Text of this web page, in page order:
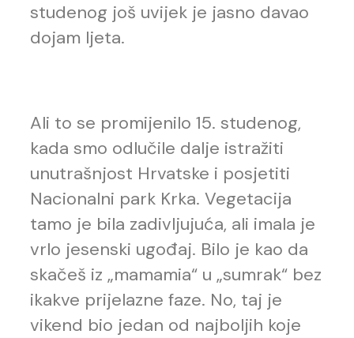
studenog još uvijek je jasno davao
dojam ljeta.
Ali to se promijenilo 15. studenog,
kada smo odlučile dalje istražiti
unutrašnjost Hrvatske i posjetiti
Nacionalni park Krka. Vegetacija
tamo je bila zadivljujuća, ali imala je
vrlo jesenski ugođaj. Bilo je kao da
skačeš iz „mamamia“ u „sumrak“ bez
ikakve prijelazne faze. No, taj je
vikend bio jedan od najboljih koje